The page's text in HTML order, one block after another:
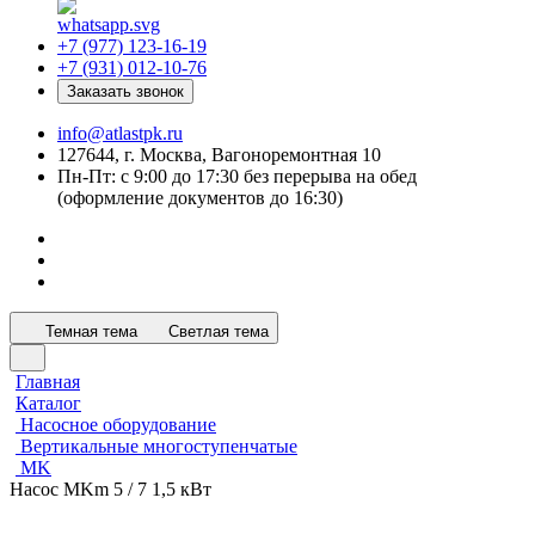
+7 (977) 123-16-19
+7 (931) 012-10-76
Заказать звонок
info@atlastpk.ru
127644, г. Москва, Вагоноремонтная 10
Пн-Пт: с 9:00 до 17:30 без перерыва на обед
(оформление документов до 16:30)
Темная тема Светлая тема
Главная
Каталог
Насосное оборудование
Вертикальные многоступенчатые
MK
Насос MKm 5 / 7 1,5 кВт